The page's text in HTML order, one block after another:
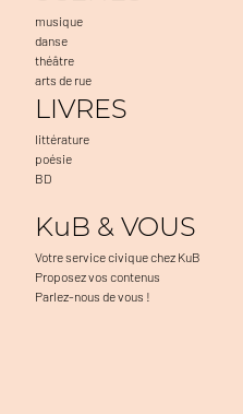
musique
danse
théâtre
arts de rue
LIVRES
littérature
poésie
BD
KuB & VOUS
Votre service civique chez KuB
Proposez vos contenus
Parlez-nous de vous !